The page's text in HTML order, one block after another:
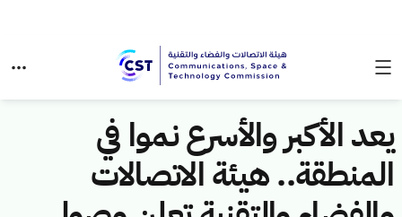
يعد الأكبر والأسرع نموا في
المنطقة.. هيئة الاتصالات